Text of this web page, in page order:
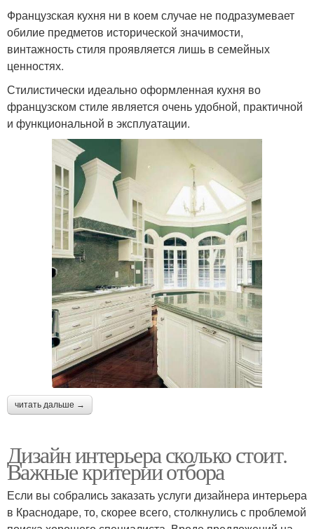
Французская кухня ни в коем случае не подразумевает
обилие предметов исторической значимости,
винтажность стиля проявляется лишь в семейных
ценностях.
Стилистически идеально оформленная кухня во
французском стиле является очень удобной, практичной
и функциональной в эксплуатации.
читать дальше →
Дизайн интерьера сколько стоит.
Важные критерии отбора
Если вы собрались заказать услуги дизайнера интерьера
в Краснодаре, то, скорее всего, столкнулись с проблемой